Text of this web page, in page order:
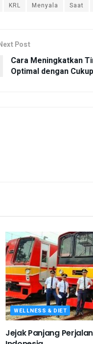
KRL Menyala Saat
Post
Cara Meningkatkan
Optimal dengan
WELLNESS & DIET
Jejak Panjang